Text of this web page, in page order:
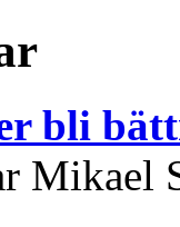
bli
Mikael